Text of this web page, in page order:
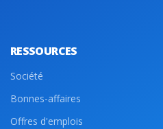
RESSOURCES
Société
Bonnes-affaires
Offres d'emplois